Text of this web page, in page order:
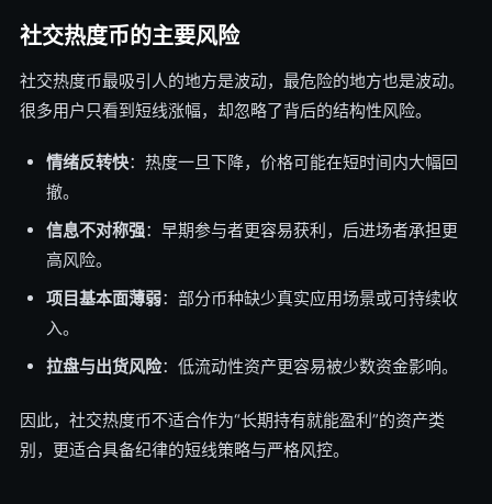
社交热度币的主要风险
社交热度币最吸引人的地方是波动，最危险的地方也是波动。
很多用户只看到短线涨幅，却忽略了背后的结构性风险。
情绪反转快：热度一旦下降，价格可能在短时间内大幅回
撤。
信息不对称强：早期参与者更容易获利，后进场者承担更
高风险。
项目基本面薄弱：部分币种缺少真实应用场景或可持续收
入。
拉盘与出货风险：低流动性资产更容易被少数资金影响。
因此，社交热度币不适合作为“长期持有就能盈利”的资产类
别，更适合具备纪律的短线策略与严格风控。